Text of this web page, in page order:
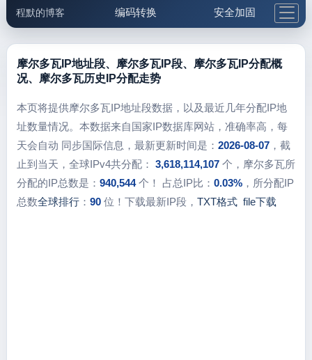
程默的博客 编码转换 安全加固
邮件工具 生活便民 更多工具
5.1支付宝大红包
摩尔多瓦IP地址段、摩尔多瓦IP段、摩尔多瓦IP分配概
况、摩尔多瓦历史IP分配走势
本页将提供摩尔多瓦IP地址段数据，以及最近几年分配IP地
址数量情况。本数据来自国家IP数据库网站，准确率高，每
天会自动 同步国际信息，最新更新时间是： 2026-08-07，截
止到当天，全球IPv4共分配： 3,618,114,107个，摩尔多瓦所
分配的IP总数是： 940,544个！ 占总IP比： 0.03%，所分配IP
总数全球排行： 90位！下载最新IP段， TXT格式 file下载